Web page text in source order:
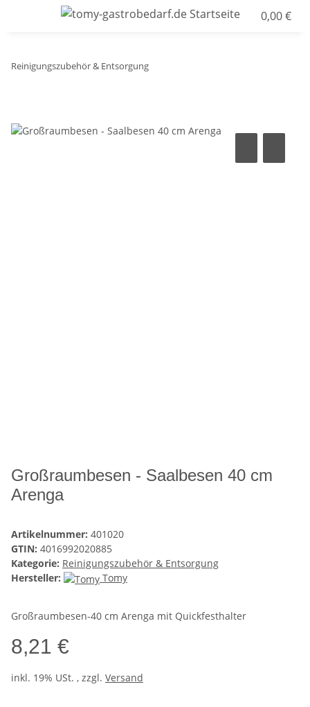
0,00 €
Reinigungszubehör & Entsorgung
Großraumbesen - Saalbesen 40 cm
Arenga
Artikelnummer: 401020
GTIN: 4016992020885
Kategorie: Reinigungszubehör & Entsorgung
Hersteller:
Tomy
Großraumbesen-40 cm Arenga mit Quickfesthalter
8,21 €
inkl. 19% USt. , zzgl. Versand